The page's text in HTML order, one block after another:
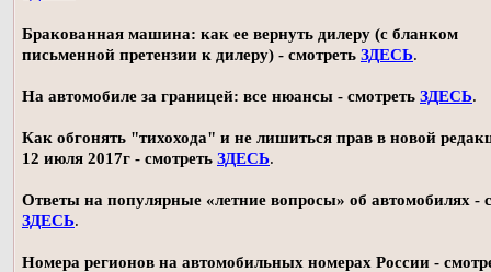
Бракованная машина: как ее вернуть дилеру (с бланком
письменной претензии к дилеру) - смотреть ЗДЕСЬ.
На автомобиле за границей: все нюансы - смотреть ЗДЕСЬ.
Как обгонять "тихохода" и не лишиться прав в новой
12 июля 2017г - смотреть ЗДЕСЬ.
Ответы на популярные «летние вопросы» об автомобилях -
ЗДЕСЬ.
Номера регионов на автомобильных номерах России -